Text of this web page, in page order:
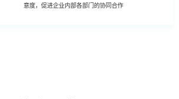
意度，促进企业内部各部门的协同合作